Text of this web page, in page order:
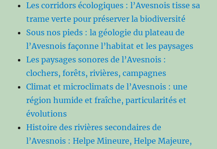
Les corridors écologiques : l’Avesnois tisse sa
trame verte pour préserver la biodiversité
Sous nos pieds : la géologie du plateau de
l’Avesnois façonne l’habitat et les paysages
Les paysages sonores de l’Avesnois :
clochers, forêts, rivières, campagnes
Climat et microclimats de l’Avesnois : une
région humide et fraîche, particularités et
évolutions
Histoire des rivières secondaires de
l’Avesnois : Helpe Mineure, Helpe Majeure,